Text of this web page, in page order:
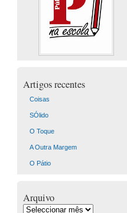
Artigos recentes
Coisas
SÓlido
O Toque
A Outra Margem
O Pátio
Arquivo
Arquivo